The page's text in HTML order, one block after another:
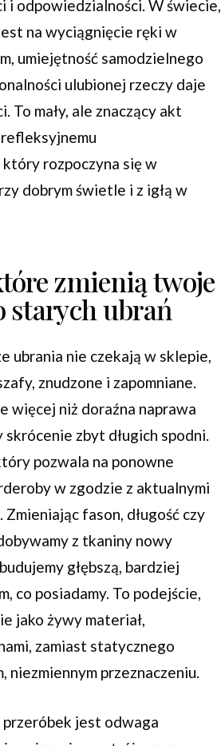
i odpowiedzialności. W świecie,
na wyciągnięcie ręki w
umiejętność samodzielnego
ulubionej rzeczy daje
To mały, ale znaczący akt
rozpoczyna się w
dobrym świetle i z igłą w
zmienią twoje
starych ubrań
ubrania nie czekają w sklepie,
znudzone i zapomniane.
więcej niż doraźna naprawa
zbyt długich spodni.
pozwala na ponowne
w zgodzie z aktualnymi
fason, długość czy
z tkaniny nowy
głębszą, bardziej
co posiadamy. To podejście,
jako żywy materiał,
zamiast statycznego
niezmiennym przeznaczeniu.
przeróbek jest odwaga